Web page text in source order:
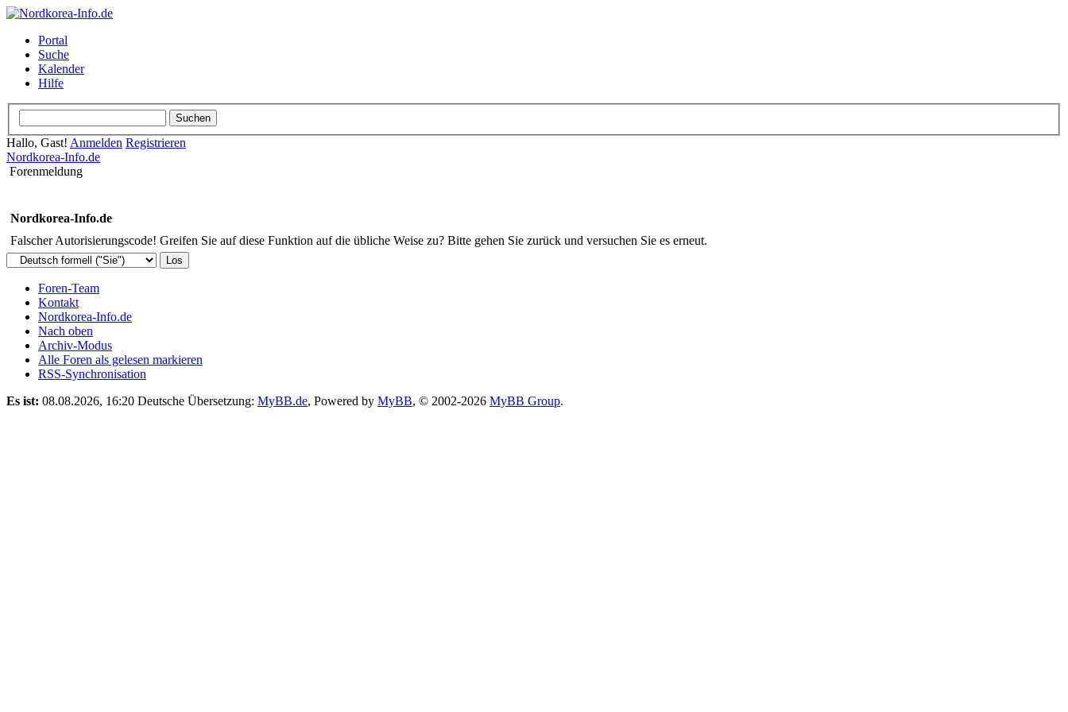
Portal
Suche
Kalender
Hilfe
Hallo, Gast! Anmelden Registrieren
Nordkorea-Info.de
Forenmeldung
Nordkorea-Info.de
Falscher Autorisierungscode! Greifen Sie auf diese Funktion auf die übliche Weise zu? Bitte gehen Sie zurück und versuchen Sie es erneut.
Foren-Team
Kontakt
Nordkorea-Info.de
Nach oben
Archiv-Modus
Alle Foren als gelesen markieren
RSS-Synchronisation
Es ist: 08.08.2026, 16:20 Deutsche Übersetzung: MyBB.de, Powered by MyBB, © 2002-2026 MyBB Group.